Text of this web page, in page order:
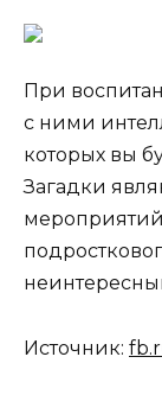
При
с ними
которых вы
Загадки
Источник: